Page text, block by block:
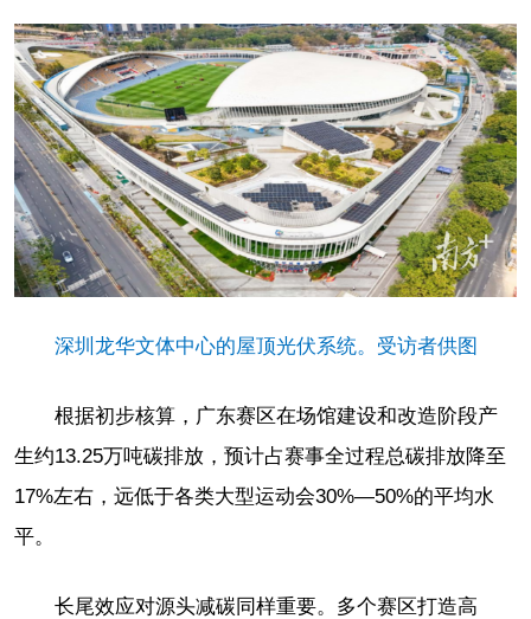
深圳龙华文体中心的屋顶光伏系统。受访者供图
根据初步核算，广东赛区在场馆建设和改造阶段产
生约13.25万吨碳排放，预计占赛事全过程总碳排放降至
17%左右，远低于各类大型运动会30%—50%的平均水
平。
长尾效应对源头减碳同样重要。多个赛区打造高